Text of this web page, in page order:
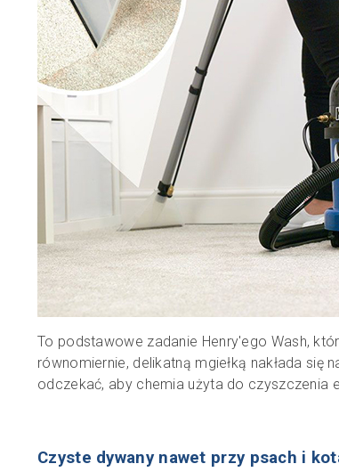
To podstawowe zadanie Henry'ego Wash,
równomiernie, delikatną mgiełką nakłada
odczekać, aby chemia użyta do czyszczenia
Czyste dywany nawet przy psach i